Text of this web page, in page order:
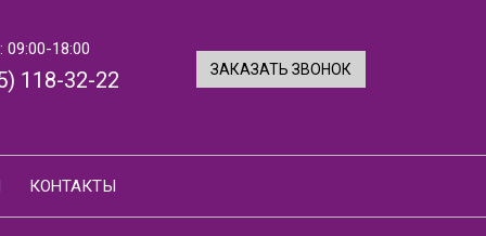
18:00
118-32-22 ЗАКАЗАТЬ ЗВОНОК
КОНТАКТЫ